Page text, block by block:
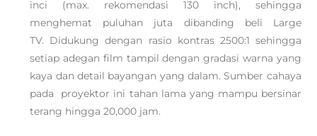
inci (max. rekomendasi 130 inch), sehingga
menghemat puluhan juta dibanding beli Large
TV. Didukung dengan rasio kontras 2500:1 sehingga
setiap adegan film tampil dengan gradasi warna yang
kaya dan detail bayangan yang dalam. Sumber cahaya
pada proyektor ini tahan lama yang mampu bersinar
terang hingga 20,000 jam.